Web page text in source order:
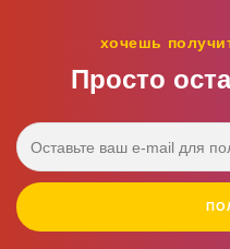
удовольствие от
хочешь
Просто